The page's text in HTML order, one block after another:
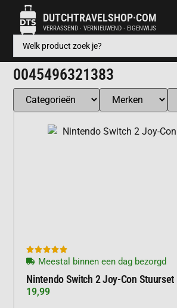
DUTCHTRAVELSHOP·COM
VERRASSEND · VERNIEUWEND · EIGENWIJS
0045496321383

Meestal binnen een dag bezorgd
Nintendo Switch 2 Joy-Con Stuurset
19,99